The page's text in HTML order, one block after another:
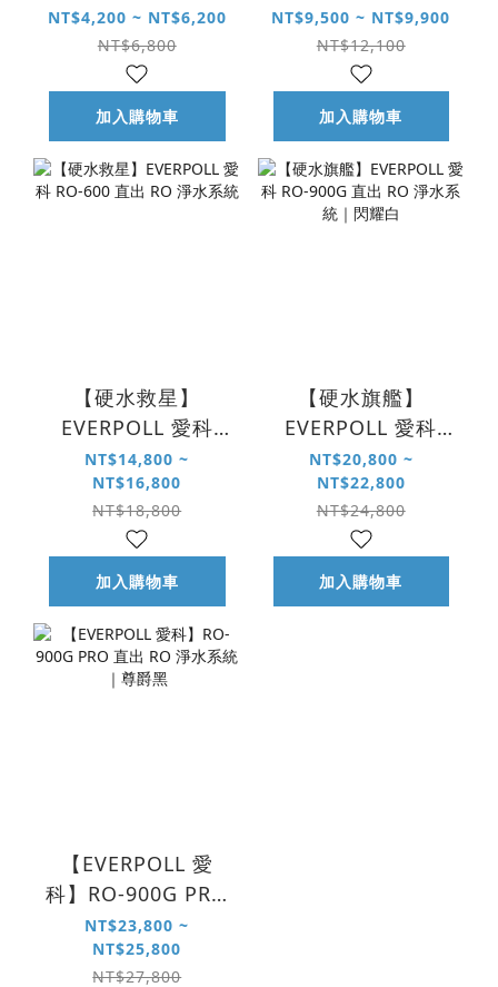
DC-1000 雙效複合
式淨水系統
NT$4,200 ~ NT$6,200
NT$6,800
加入購物車
DCP-3000HA 黑武
士 全效複合式淨水
系統
NT$9,500 ~ NT$9,900
NT$12,100
加入購物車
【硬水救星】
EVERPOLL 愛科
RO-600 直出 RO 淨
水系統
NT$14,800 ~
NT$16,800
NT$18,800
加入購物車
【硬水旗艦】
EVERPOLL 愛科
RO-900G 直出 RO
淨水系統｜閃耀白
NT$20,800 ~
NT$22,800
NT$24,800
加入購物車
【EVERPOLL 愛
科】RO-900G PRO
直出 RO 淨水系統
｜尊爵黑
NT$23,800 ~
NT$25,800
NT$27,800